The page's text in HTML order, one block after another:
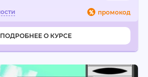
промокод
ПОДРОБНЕЕ О КУРСЕ